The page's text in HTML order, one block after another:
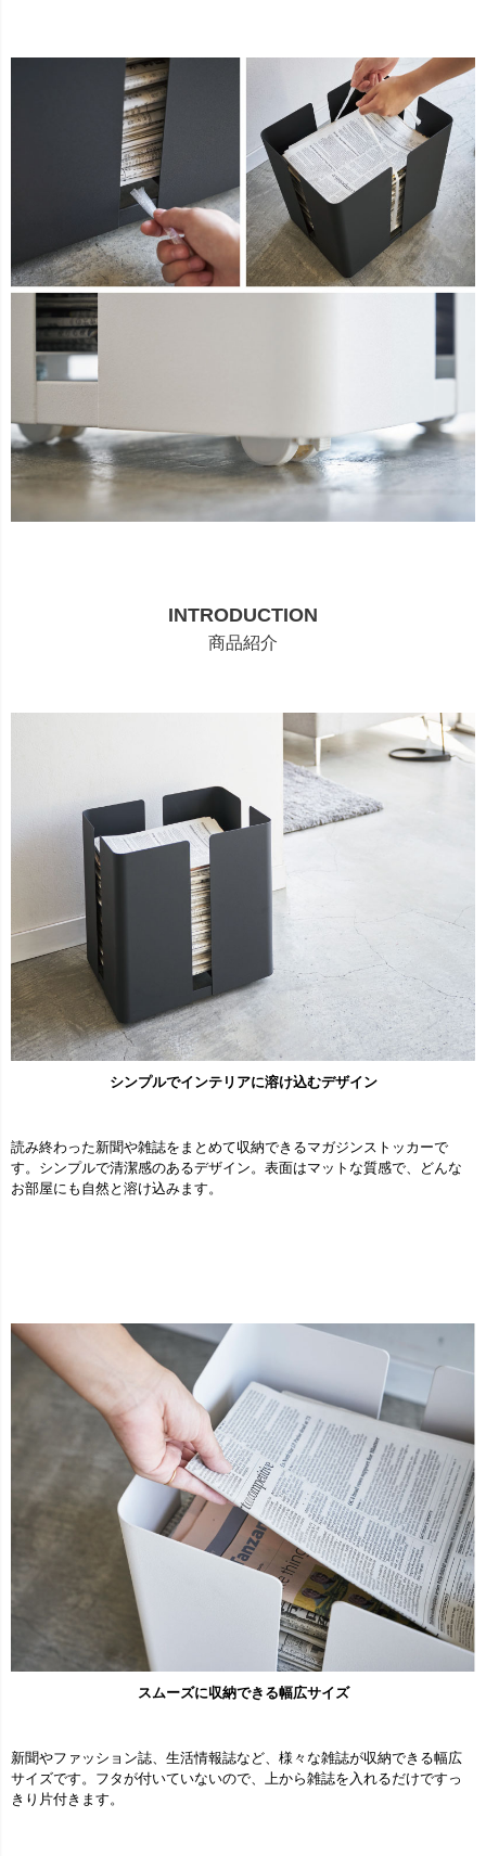
INTRODUCTION
商品紹介
シンプルでインテリアに溶け込むデザイン
読み終わった新聞や雑誌をまとめて収納できるマガジンストッカーで
す。シンプルで清潔感のあるデザイン。表面はマットな質感で、どんな
お部屋にも自然と溶け込みます。
スムーズに収納できる幅広サイズ
新聞やファッション誌、生活情報誌など、様々な雑誌が収納できる幅広
サイズです。フタが付いていないので、上から雑誌を入れるだけですっ
きり片付きます。